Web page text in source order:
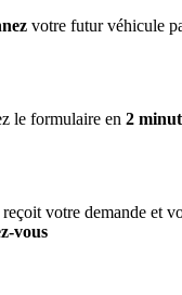
votre futur véhicule
le formulaire en 2
votre demande et
vous